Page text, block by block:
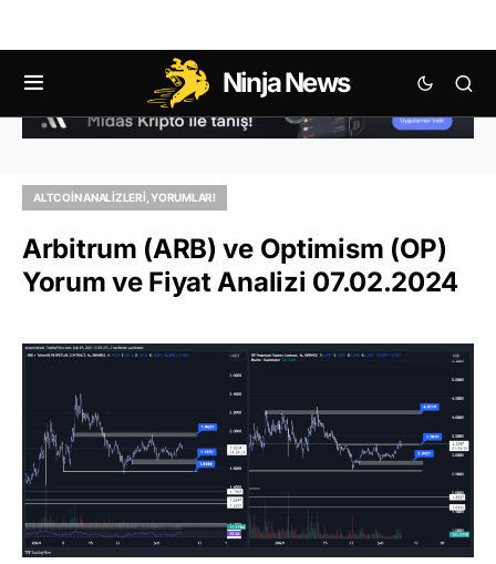
Ninja News
ALTCOIN ANALIZLERI, YORUMLARI
Arbitrum (ARB) ve Optimism (OP)
Yorum ve Fiyat Analizi 07.02.2024